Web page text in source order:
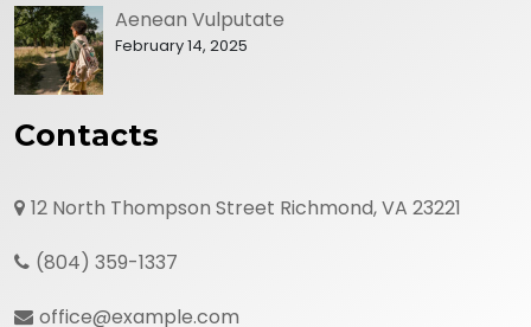
Aenean Vulputate
February 14, 2025
Contacts
12 North Thompson Street Richmond, VA 23221
(804) 359-1337
office@example.com